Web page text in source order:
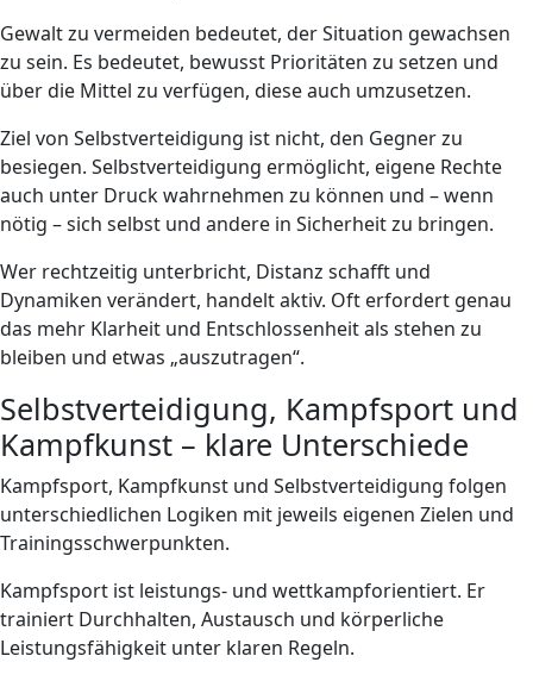
Gewalt zu vermeiden bedeutet, der Situation gewachsen
zu sein. Es bedeutet, bewusst Prioritäten zu setzen und
über die Mittel zu verfügen, diese auch umzusetzen.
Ziel von Selbstverteidigung ist nicht, den Gegner zu
besiegen. Selbstverteidigung ermög­licht, eigene Rechte
auch unter Druck wahrnehmen zu können und – wenn
nötig – sich selbst und andere in Sicherheit zu bringen.
Wer rechtzeitig unterbricht, Distanz schafft und
Dynamiken verändert, handelt aktiv. Oft erfordert genau
das mehr Klarheit und Entschlossenheit als stehen zu
bleiben und etwas „auszutragen“.
Selbstverteidigung, Kampfsport und
Kampfkunst – klare Unterschiede
Kampfsport, Kampfkunst und Selbstverteidigung folgen
unterschiedlichen Logiken mit jeweils eigenen Zielen und
Trainingsschwerpunkten.
Kampfsport ist leistungs- und wettkampforientiert. Er
trainiert Durchhalten, Austausch und körperliche
Leistungsfähigkeit unter klaren Regeln.